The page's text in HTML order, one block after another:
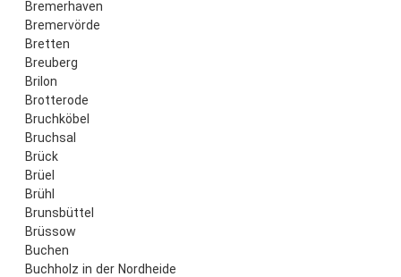
Bremerhaven
Bremervörde
Bretten
Breuberg
Brilon
Brotterode
Bruchköbel
Bruchsal
Brück
Brüel
Brühl
Brunsbüttel
Brüssow
Buchen
Buchholz in der Nordheide